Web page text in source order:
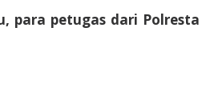
para petugas dari Polresta